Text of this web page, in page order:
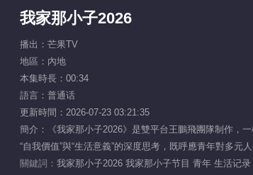
我家那小子2026
播出：芒果TV
地區：內地
本集時長：00:34
語言：普通话
更新時間：2026-07-23 03:21:35
簡介：《我家那小子2026》是雙平台王鵬飛團隊制作，
“自我價值”與“生活意義”的深度思考，既呼應青年對多元
關鍵詞： 我家那小子2026 我家那小子节目 青年 生活记录